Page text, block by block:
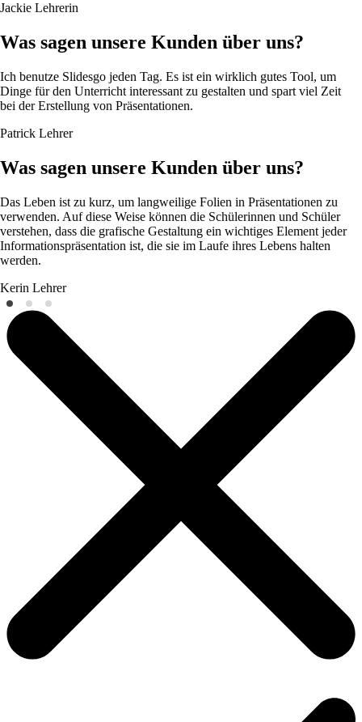
Jackie Lehrerin
Was sagen unsere Kunden über uns?
Ich benutze Slidesgo jeden Tag. Es ist ein wirklich gutes Tool, um
Dinge für den Unterricht interessant zu gestalten und spart viel Zeit
bei der Erstellung von Präsentationen.
Patrick Lehrer
Was sagen unsere Kunden über uns?
Das Leben ist zu kurz, um langweilige Folien in Präsentationen zu
verwenden. Auf diese Weise können die Schülerinnen und Schüler
verstehen, dass die grafische Gestaltung ein wichtiges Element jeder
Informationspräsentation ist, die sie im Laufe ihres Lebens halten
werden.
Kerin Lehrer